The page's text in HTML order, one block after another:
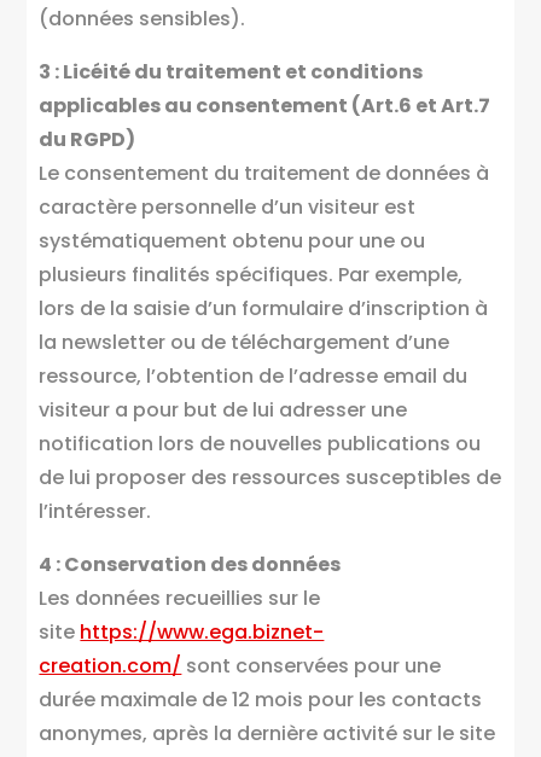
(données sensibles).
3 : Licéité du traitement et conditions
applicables au consentement (Art.6 et Art.7
du RGPD)
Le consentement du traitement de données à
caractère personnelle d’un visiteur est
systématiquement obtenu pour une ou
plusieurs finalités spécifiques. Par exemple,
lors de la saisie d’un formulaire d’inscription à
la newsletter ou de téléchargement d’une
ressource, l’obtention de l’adresse email du
visiteur a pour but de lui adresser une
notification lors de nouvelles publications ou
de lui proposer des ressources susceptibles de
l’intéresser.
4 : Conservation des données
Les données recueillies sur le
site https://www.ega.biznet-
creation.com/ sont conservées pour une
durée maximale de 12 mois pour les contacts
anonymes, après la dernière activité sur le site